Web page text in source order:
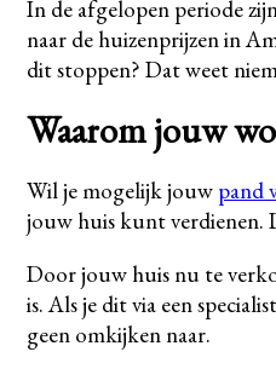
In de afgelopen periode
naar de huizenprijzen in
dit stoppen? Dat weet
Waarom jouw
Wil je mogelijk jouw pand
jouw huis kunt verdienen.
Door jouw huis nu te
is. Als je dit via een
geen omkijken naar.